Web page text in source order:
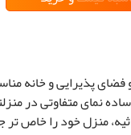
فضای پذیرایی و خانه
نمای متفاوتی در
منزل خود را خاص